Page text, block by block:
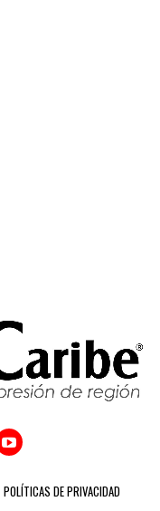
POLÍTICAS DE PRIVACIDAD